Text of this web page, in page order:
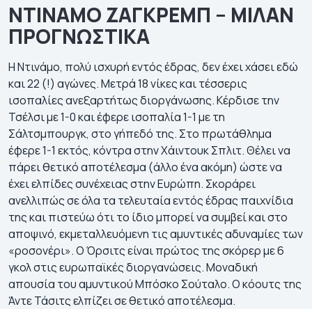
ΝΤΙΝΑΜΟ ΖΑΓΚΡΕΜΠ – ΜΙΛΑΝ
ΠΡΟΓΝΩΣΤΙΚΑ
Η Ντινάμο, πολύ ισχυρή εντός έδρας, δεν έχει χάσει εδώ
και 22 (!) αγώνες. Μετρά 18 νίκες και τέσσερις
ισοπαλίες ανεξαρτήτως διοργάνωσης. Κέρδισε την
Τσέλσι με 1-0 και έφερε ισοπαλία 1-1 με τη
Σάλτσμπουργκ, στο γήπεδό της. Στο πρωτάθλημα
έφερε 1-1 εκτός, κόντρα στην Χάιντουκ Σπλιτ. Θέλει να
πάρει θετικό αποτέλεσμα (άλλο ένα ακόμη) ώστε να
έχει ελπίδες συνέχειας στην Ευρώπη. Σκοράρει
ανελλιπώς σε όλα τα τελευταία εντός έδρας παιχνίδια
της και πιστεύω ότι το ίδιο μπορεί να συμβεί και στο
αποψινό, εκμεταλλευόμενη τις αμυντικές αδυναμίες των
«ροσονέρι». Ο Όρσιτς είναι πρώτος της σκόρερ με 6
γκολ στις ευρωπαϊκές διοργανώσεις. Μοναδική
απουσία του αμυντικού Μπόσκο Σούταλο. Ο κόουτς της
Άντε Τάσιτς ελπίζει σε θετικό αποτέλεσμα.